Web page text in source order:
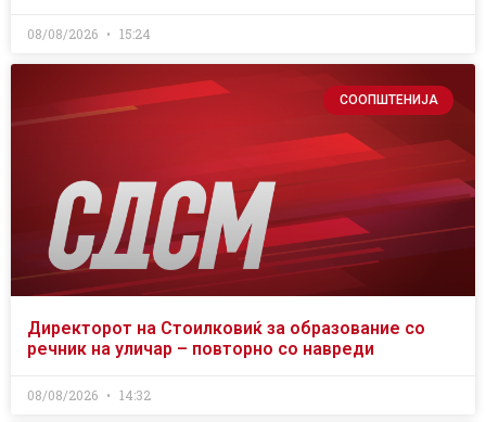
08/08/2026 15:24
СООПШТЕНИЈА
Директорот на Стоилковиќ за образование со
речник на уличар – повторно со навреди
08/08/2026 14:32